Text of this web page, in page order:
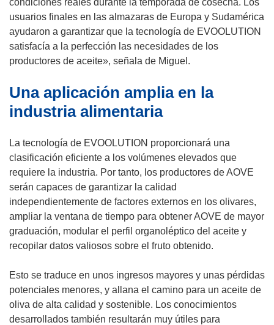
usuarios finales en las almazaras de Europa y Sudamérica
ayudaron a garantizar que la tecnología de EVOOLUTION
satisfacía a la perfección las necesidades de los
productores de aceite», señala de Miguel.
Una aplicación amplia en la
industria alimentaria
La tecnología de EVOOLUTION proporcionará una
clasificación eficiente a los volúmenes elevados que
requiere la industria. Por tanto, los productores de AOVE
serán capaces de garantizar la calidad
independientemente de factores externos en los olivares,
ampliar la ventana de tiempo para obtener AOVE de mayor
graduación, modular el perfil organoléptico del aceite y
recopilar datos valiosos sobre el fruto obtenido.
Esto se traduce en unos ingresos mayores y unas pérdidas
potenciales menores, y allana el camino para un aceite de
oliva de alta calidad y sostenible. Los conocimientos
desarrollados también resultarán muy útiles para